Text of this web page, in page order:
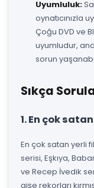
Uyumluluk:
oynatıcınızla
Çoğu DVD ve
uyumludur,
sorun
Sıkça
1. En çok
En çok satan yerli
serisi, Eşkıya,
ve Recep İvedik
gişe rekorları